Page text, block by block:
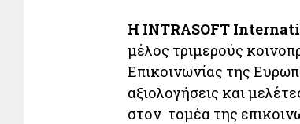
Η INTRASOFT
μέλος τριμερούς
Επικοινωνίας της
αξιολογήσεις και
στον τομέα της